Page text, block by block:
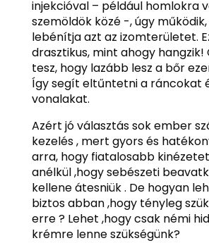
injekcióval – például homlokra
szemöldök közé -, úgy
lebénítja azt az izomterületet.
drasztikus, mint ahogy hangzik!
tesz, hogy lazább lesz a bőr
Így segít eltűntetni a ráncokat
vonalakat.
Azért jó választás sok ember
kezelés , mert gyors és
arra, hogy fiatalosabb
anélkül ,hogy sebészeti
kellene átesniük . De hogyan
biztos abban ,hogy tényleg
erre ? Lehet ,hogy csak némi
krémre lenne szükségünk?